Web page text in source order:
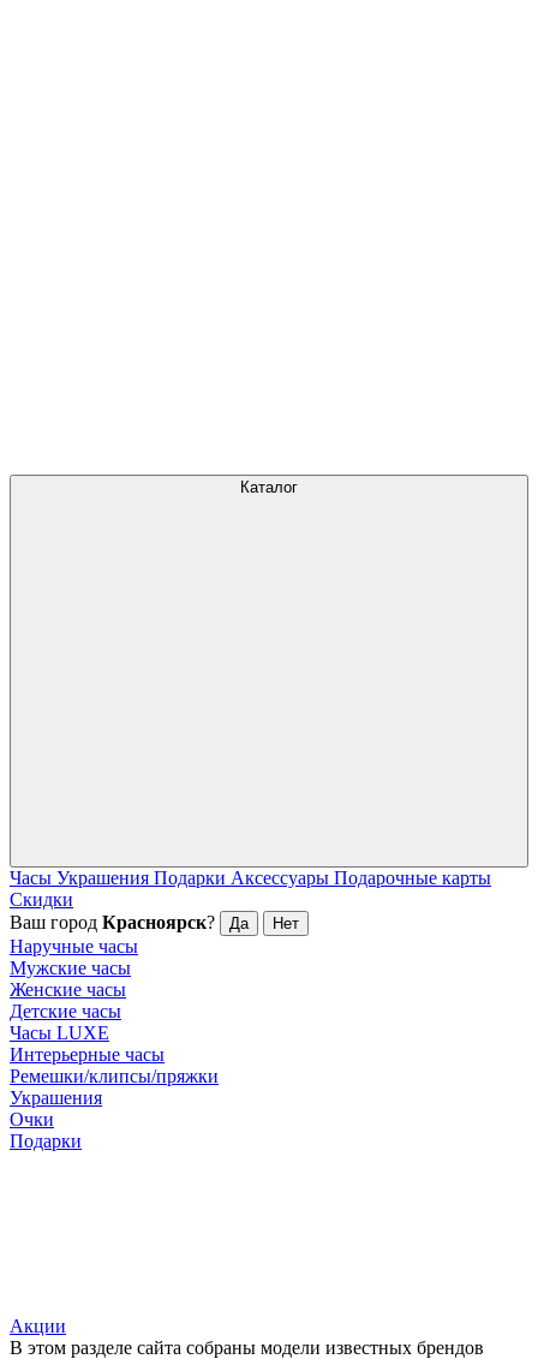
Каталог
Часы Украшения Подарки Аксессуары Подарочные карты
Скидки
Ваш город Красноярск? Да Нет
Наручные часы
Мужские часы
Женские часы
Детские часы
Часы LUXE
Интерьерные часы
Ремешки/клипсы/пряжки
Украшения
Очки
Подарки
Акции
В этом разделе сайта собраны модели известных брендов